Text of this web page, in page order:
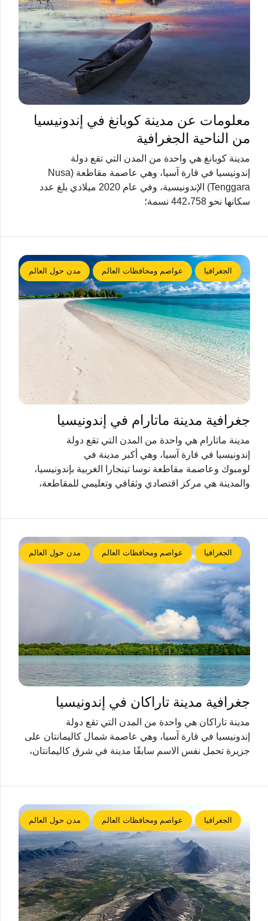
معلومات عن مدينة كوبانغ في إندونيسيا
من الناحية الجغرافية
مدينة كوبانغ هي واحدة من المدن التي تقع دولة
إندونيسيا في قارة آسيا، وهي عاصمة مقاطعة (Nusa
Tenggara) الإندونيسية، وفي عام 2020 ميلادي بلغ عدد
سكانها نحو 442،758 نسمة؛
الجغرافيا عواصم ومحافظات العالم مدن حول العالم
جغرافية مدينة ماتارام في إندونيسيا
مدينة ماتارام هي واحدة من المدن التي تقع دولة
إندونيسيا في قارة آسيا، وهي أكبر مدينة في
لومبوك وعاصمة مقاطعة نوسا تينجارا الغربية بإندونيسيا،
والمدينة هي مركز اقتصادي وثقافي وتعليمي للمقاطعة،
الجغرافيا عواصم ومحافظات العالم مدن حول العالم
جغرافية مدينة تاراكان في إندونيسيا
مدينة تاراكان هي واحدة من المدن التي تقع دولة
إندونيسيا في قارة آسيا، وهي عاصمة شمال كاليمانتان على
جزيرة تحمل نفس الاسم سابقًا مدينة في شرق كاليمانتان،
الجغرافيا عواصم ومحافظات العالم مدن حول العالم